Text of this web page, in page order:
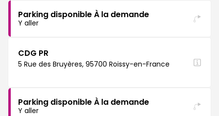
Parking disponible À la demande
Y aller
CDG PR
5 Rue des Bruyères, 95700 Roissy-en-France
Parking disponible À la demande
Y aller